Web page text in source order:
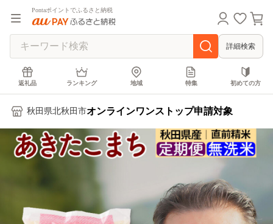
Pontaポイントでふるさと納税
詳細検索
返礼品 ランキング 地域 特集 初めての方
秋田県北秋田市オンラインワンストップ申請対象